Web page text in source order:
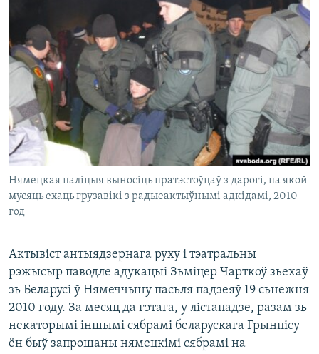
КАЛЯНДАР
НА ХВАЛЯХ СВАБОДЫ
Нямецкая паліцыя выносіць пратэстоўцаў з дарогі, па якой
мусяць ехаць грузавікі з радыеактыўнымі адкідамі, 2010
год
Актывіст антыядзернага руху і тэатральны
рэжысыр паводле адукацыі Зьміцер Чарткоў зьехаў
зь Беларусі ў Нямеччыну пасьля падзеяў 19 сьнежня
2010 году. За месяц да гэтага, у лістападзе, разам зь
некаторымі іншымі сябрамі беларускага Грынпісу
ён быў запрошаны нямецкімі сябрамі на